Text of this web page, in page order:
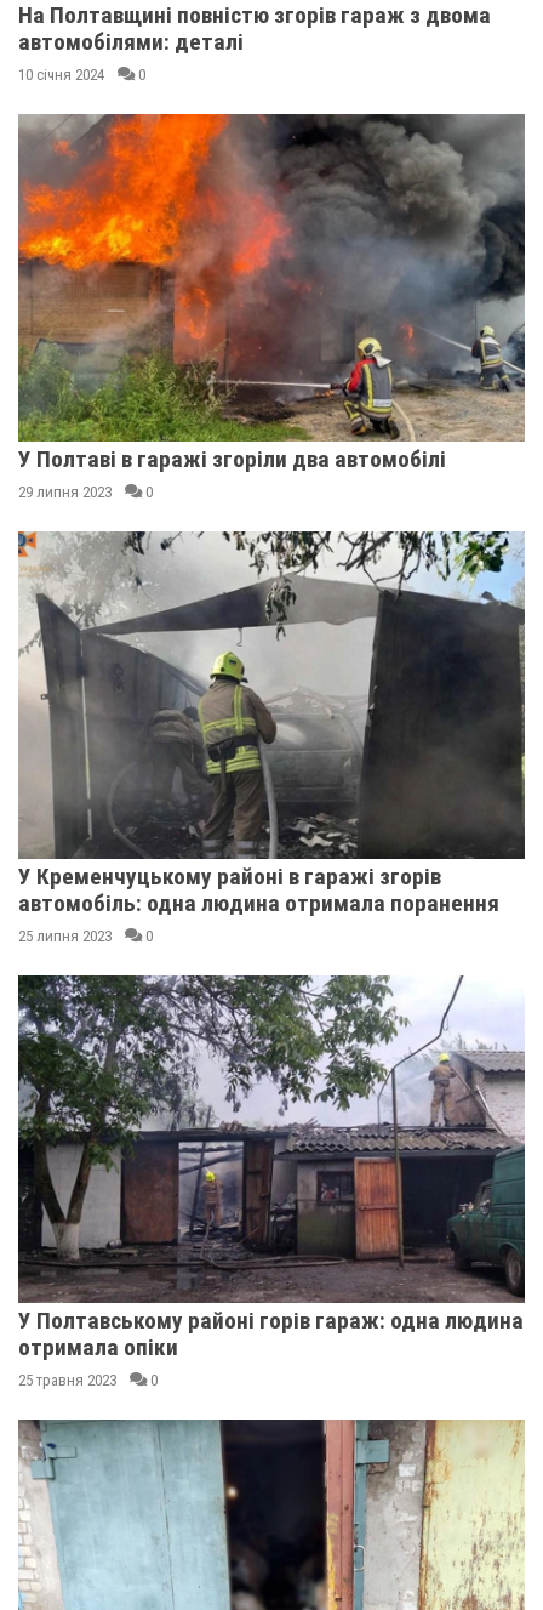
На Полтавщині повністю згорів гараж з двома
автомобілями: деталі
10 січня 2024 0
У Полтаві в гаражі згоріли два автомобілі
29 липня 2023 0
У Кременчуцькому районі в гаражі згорів
автомобіль: одна людина отримала поранення
25 липня 2023 0
У Полтавському районі горів гараж: одна людина
отримала опіки
25 травня 2023 0